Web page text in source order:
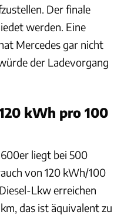
Der finale
werden. Eine
Mercedes gar nicht
der Ladevorgang
kWh pro 100
liegt bei 500
von 120 kWh/100
Lkw erreichen
das ist äquivalent zu